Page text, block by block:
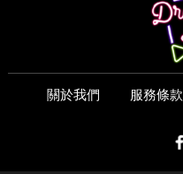
關於我們 服務條款